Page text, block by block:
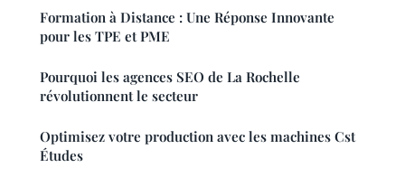
Formation à Distance : Une Réponse Innovante
pour les TPE et PME
Pourquoi les agences SEO de La Rochelle
révolutionnent le secteur
Optimisez votre production avec les machines Cst
Études